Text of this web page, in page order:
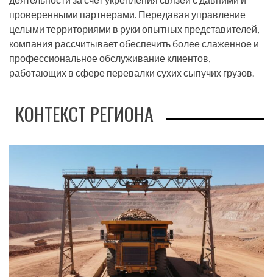
проверенными партнерами. Передавая управление
целыми территориями в руки опытных представителей,
компания рассчитывает обеспечить более слаженное и
профессиональное обслуживание клиентов,
работающих в сфере перевалки сухих сыпучих грузов.
КОНТЕКСТ РЕГИОНА